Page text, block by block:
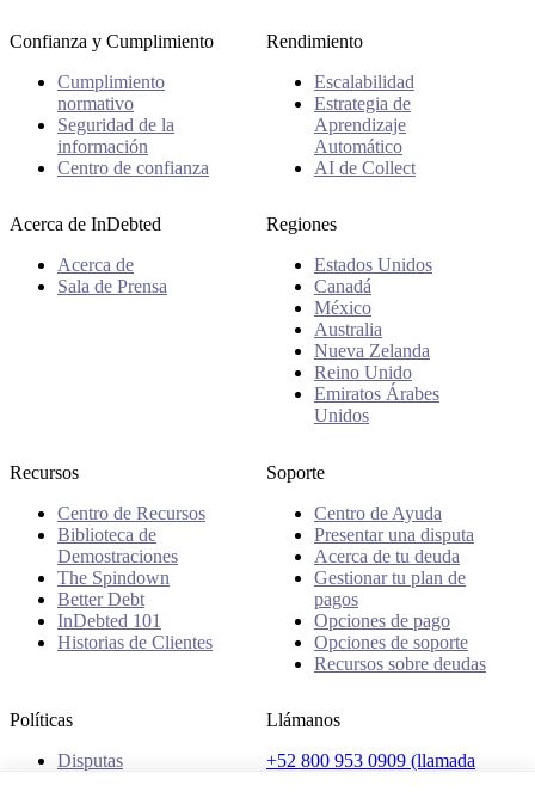
Confianza y Cumplimiento
Cumplimiento
normativo
Seguridad de la
información
Centro de confianza
Rendimiento
Escalabilidad
Estrategia de
Aprendizaje
Automático
AI de Collect
Acerca de InDebted
Acerca de
Sala de Prensa
Regiones
Estados Unidos
Canadá
México
Australia
Nueva Zelanda
Reino Unido
Emiratos Árabes
Unidos
Recursos
Centro de Recursos
Biblioteca de
Demostraciones
The Spindown
Better Debt
InDebted 101
Historias de Clientes
Soporte
Centro de Ayuda
Presentar una disputa
Acerca de tu deuda
Gestionar tu plan de
pagos
Opciones de pago
Opciones de soporte
Recursos sobre deudas
Políticas
Disputas
Llámanos
+52 800 953 0909 (llamada